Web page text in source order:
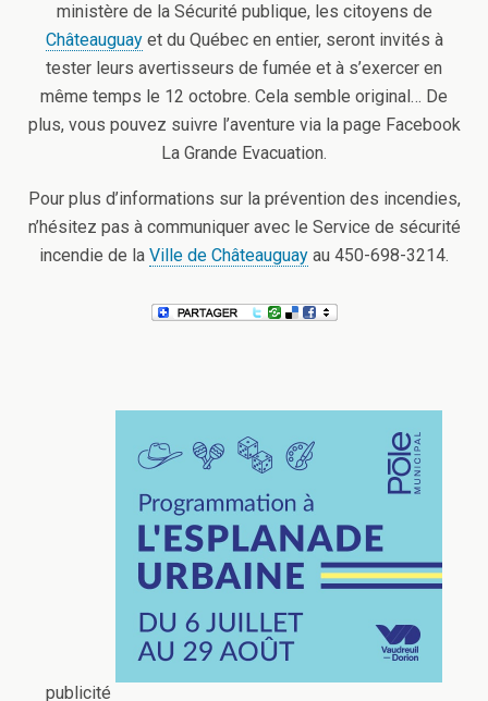
ministère de la Sécurité publique, les citoyens de
Châteauguayet du Québec en entier, seront invités à
tester leurs avertisseurs de fumée et à s’exercer en
même temps le 12 octobre. Cela semble original… De
plus, vous pouvez suivre l’aventure via la page Facebook
La Grande Evacuation.
Pour plus d’informations sur la prévention des incendies,
n’hésitez pas à communiquer avec le Service de sécurité
incendie de la Ville de Châteauguay au 450-698-3214.
publicité